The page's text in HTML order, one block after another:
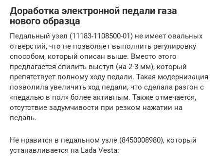
Доработка электронной педали газа
нового образца
Педальный узел (11183-1108500-01) не имеет овальных
отверстий, что не позволяет выполнить регулировку
способом, который описан выше. Вместо этого
предлагается спилить выступ (на 2-3 мм), который
препятствует полному ходу педали. Такая модернизация
позволила увеличить ход педали, что сделала разгон с
«педалью в пол» более активным. Также отмечается,
отсутствие задумчивости при резком нажатии на
педаль.
Не нравится в педальном узле (8450008980), который
устанавливается на Lada Vesta: